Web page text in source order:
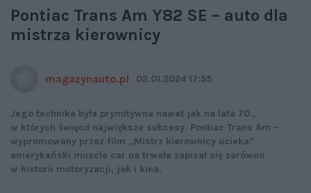
Pontiac Trans Am Y82 SE – auto dla
mistrza kierownicy
magazynauto.pl 02.01.2024 17:55
Jego technika była prymitywna nawet jak na lata 70.,
w których święcił największe sukcesy. Pontiac Trans Am –
wypromowany przez film „Mistrz kierownicy ucieka”
amerykański muscle car na trwałe zapisał się zarówno
w historii motoryzacji, jak i kina.